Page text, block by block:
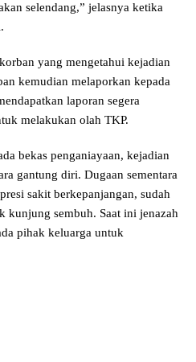
selendang,” jelasnya ketika
yang mengetahui kejadian
kemudian melaporkan kepada
laporan segera
melakukan olah TKP.
bekas penganiayaan, kejadian
gantung diri. Dugaan sementara
sakit berkepanjangan, sudah
kunjung sembuh. Saat ini jenazah
pihak keluarga untuk